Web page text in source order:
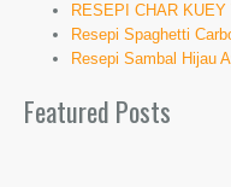
RESEPI CHAR KUEY
Resepi Spaghetti
Resepi Sambal Hijau
Featured Posts